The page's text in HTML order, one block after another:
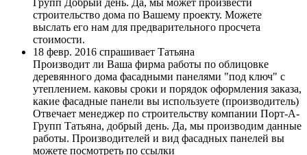
Групп Добрый день. Да, мы может произвести
строительство дома по Вашему проекту. Можете
выслать его нам для предварительного просчета
стоимости.
18 февр. 2016 спрашивает Татьяна
Производит ли Ваша фирма работы по облицовке
деревянного дома фасадными панелями "под ключ" с
утеплением. каковы сроки и порядок оформления заказа,
какие фасадные панели вы используете (производитель)
Отвечает менеджер по строительству компании Порт-А-
Групп Татьяна, добрый день. Да, мы производим данные
работы. Производителей и вид фасадных панелей вы
можете посмотреть по ссылки